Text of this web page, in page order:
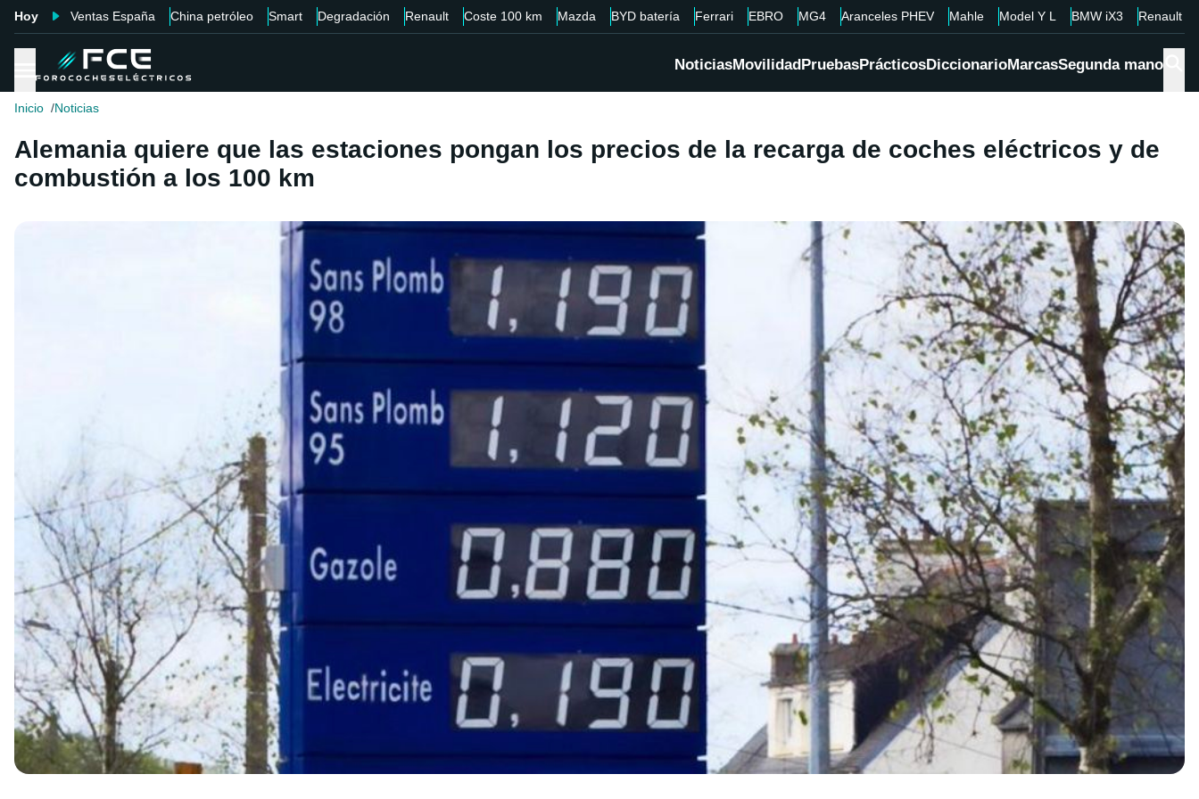
Hoy Ventas España China petróleo Smart Degradación Renault Coste 100 km Mazda BYD batería Ferrari EBRO MG4 Aranceles PHEV Mahle Model Y L BMW iX3 Renault
NoticiasMovilidadPruebasPrácticosDiccionarioMarcasSegunda mano
Inicio Noticias
Alemania quiere que las estaciones pongan los precios de la recarga de coches eléctricos y de
combustión a los 100 km